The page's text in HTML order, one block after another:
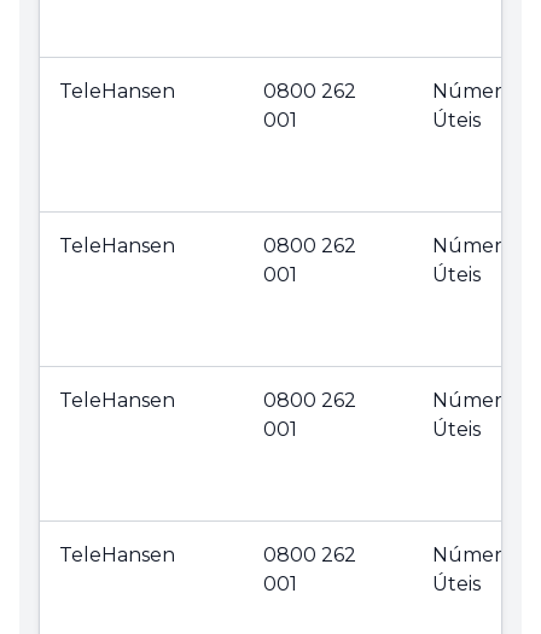
TeleHansen
0800 262
001
Números
Úteis
TeleHansen
0800 262
001
Números
Úteis
TeleHansen
0800 262
001
Números
Úteis
TeleHansen
0800 262
001
Números
Úteis